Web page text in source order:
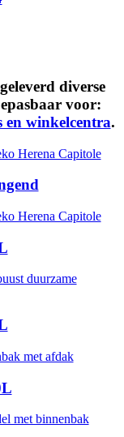
diverse
voor:
en winkelcentra.